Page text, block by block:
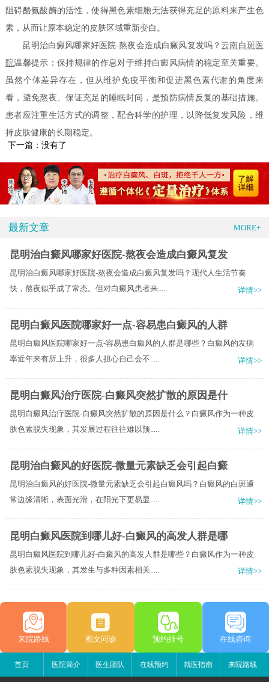
阻碍酪氨酸酶的活性，使得黑色素细胞无法获得充足的原料来产生色
素，从而让原本稳定的皮肤区域重新变白。
昆明治白癜风哪家好医院-熬夜会造成白癜风复发吗？云南白斑医
院温馨提示：保持规律的作息对于维持白癜风病情的稳定至关重要。
虽然个体差异存在，但从维护免疫平衡和促进黑色素代谢的角度来
看，避免熬夜、保证充足的睡眠时间，是预防病情反复的基础措施。
患者应注重生活方式的调整，配合科学的护理，以降低复发风险，维
持皮肤健康的长期稳定。
下一篇：没有了
最新文章 MORE+
昆明治白癜风哪家好医院-熬夜会造成白癜风复发
昆明治白癜风哪家好医院-熬夜会造成白癜风复发吗？现代人生活节奏
快，熬夜似乎成了常态。但对白癜风患者来.....
详情>>
昆明白癜风医院哪家好一点-容易患白癜风的人群
昆明白癜风医院哪家好一点-容易患白癜风的人群是哪些？白癜风的发病
率近年来有所上升，很多人担心自己会不.....
详情>>
昆明白癜风治疗医院-白癜风突然扩散的原因是什
昆明白癜风治疗医院-白癜风突然扩散的原因是什么？白癜风作为一种皮
肤色素脱失现象，其发展过程往往难以预.....
详情>>
昆明治白癜风的好医院-微量元素缺乏会引起白癜
昆明治白癜风的好医院-微量元素缺乏会引起白癜风吗？白癜风的白斑通
常边缘清晰，表面光滑，在阳光下更易显.....
详情>>
昆明白癜风医院到哪儿好-白癜风的高发人群是哪
昆明白癜风医院到哪儿好-白癜风的高发人群是哪些？白癜风作为一种皮
肤色素脱失现象，其发生与多种因素相关.....
详情>>
来院路线 图文问诊 预约挂号 在线咨询
首页 医院简介 医生团队 在线预约 就医指南 来院路线